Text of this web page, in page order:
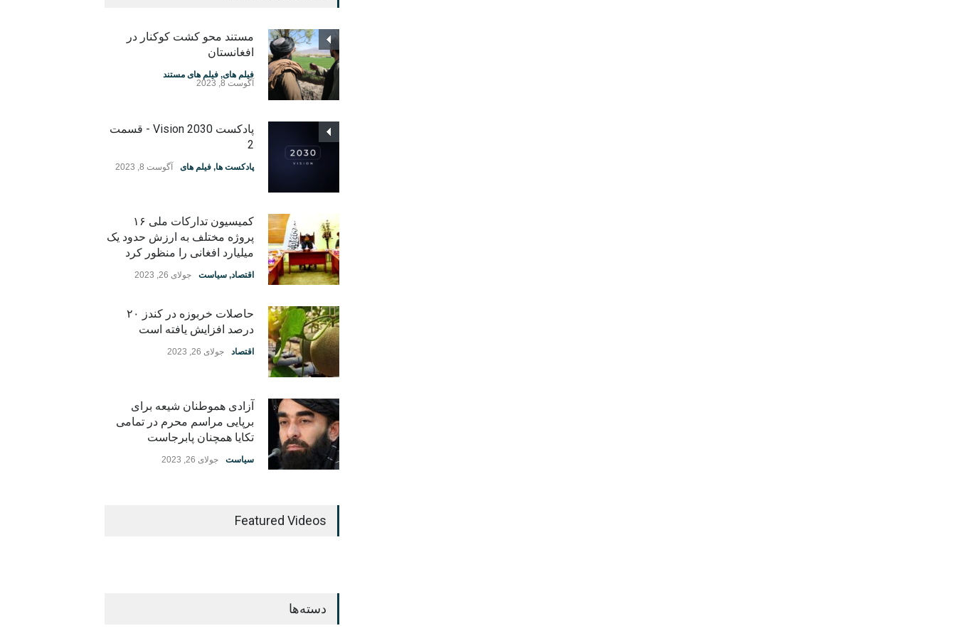
مستند محو کشت کوکنار در
افغانستان
فیلم های, فیلم های مستند
آگوست 8, 2023
پادکست Vision 2030 - قسمت
2
پادکست ها, فیلم های آگوست 8, 2023
کمیسیون تدارکات ملی ۱۶
پروژه مختلف به ارزش حدود یک
میلیارد افغانی را منظور کرد
اقتصاد, سیاست جولای 26, 2023
حاصلات خربوزه در کندز ۲۰
درصد افزایش یافته است
اقتصاد جولای 26, 2023
آزادی هموطنان شیعه برای
برپایی مراسم محرم در تمامی
تکایا همچنان پابرجاست
سیاست جولای 26, 2023
Featured Videos
دسته‌ها